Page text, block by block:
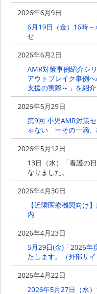
2026年6月9日
6月19日（金）16時
せ
2026年6月2日
AMR対策事例紹介シ
アウトブレイク事例
支援の実際～」を紹介
2026年5月29日
第9回 ⼩児AMR対策
ゃない ーその⼀滴、
2026年5月12日
13日（水）「看護の
なりました。
2026年4月30日
【近隣医療機関向け
内
2026年4月23日
5月29日(金)「2026年
たします。（外部サイ
2026年4月22日
2026年5月27日（水